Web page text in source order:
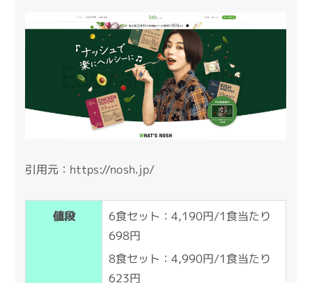
引用元： https://nosh.jp/
値段 6食セット：4,190円/1食当たり
698円
8食セット：4,990円/1食当たり
623円